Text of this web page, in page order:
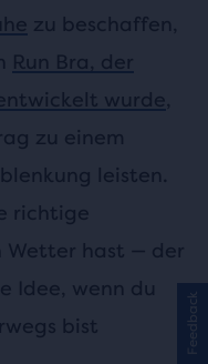
zu beschaffen,
Run Bra, der
wurde,
zu einem
leisten.
richtige
Wetter hast — der
Idee, wenn du
bist
Feedback